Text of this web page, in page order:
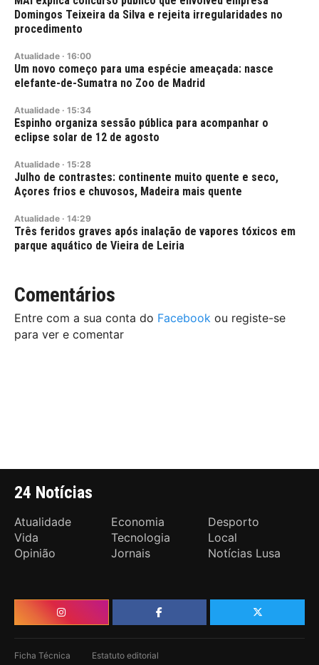
Domingos Teixeira da Silva e rejeita irregularidades no
procedimento
Atualidade · 16:00
Um novo começo para uma espécie ameaçada: nasce
elefante-de-Sumatra no Zoo de Madrid
Atualidade · 15:34
Espinho organiza sessão pública para acompanhar o
eclipse solar de 12 de agosto
Atualidade · 15:28
Julho de contrastes: continente muito quente e seco,
Açores frios e chuvosos, Madeira mais quente
Atualidade · 14:29
Três feridos graves após inalação de vapores tóxicos em
parque aquático de Vieira de Leiria
Comentários
Entre com a sua conta do Facebook ou registe-se
para ver e comentar
24 Notícias
Atualidade Economia
Desporto
Vida
Tecnologia
Local
Opinião
Jornais Notícias Lusa
Ficha Técnica Estatuto editorial